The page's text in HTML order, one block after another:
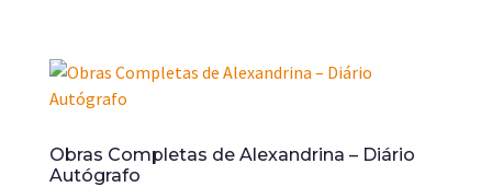
Obras Completas de Alexandrina – Diário
Autógrafo